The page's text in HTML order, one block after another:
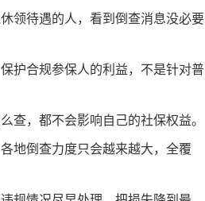
领待遇的人，看到倒查消息没必要
护合规参保人的利益，不是针对普
查，都不会影响自己的社保权益。
地倒查力度只会越来越大，全覆